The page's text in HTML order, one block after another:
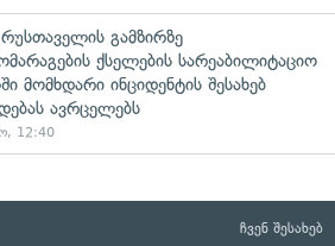
რუსთაველის გამზირზე
ქსელების სარეაბილიტაციო
მომხდარი ინციდენტის შესახებ
ავრცელებს
12:40
ჩვენ შესახებ